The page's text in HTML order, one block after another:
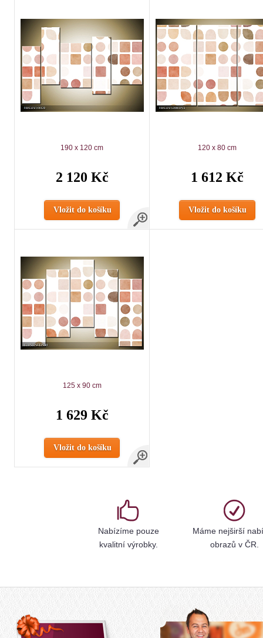
190 x 120 cm
2 120 Kč
Vložit do košíku
120 x 80 cm
1 612 Kč
Vložit do košíku
125 x 90 cm
1 629 Kč
Vložit do košíku
Nabízíme pouze
kvalitní výrobky.
Máme nejširší
obrazů v ČR.